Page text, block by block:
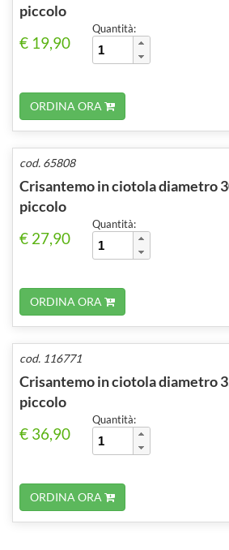
piccolo
€ 19,90
Quantità:
ORDINA ORA
cod. 65808
Crisantemo in ciotola diametro
piccolo
€ 27,90
Quantità:
ORDINA ORA
cod. 116771
Crisantemo in ciotola diametro
piccolo
€ 36,90
Quantità:
ORDINA ORA